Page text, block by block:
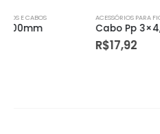
ACESSÓRIOS PARA FIOS E CABOS
Cabo Pp 3×4,00mm